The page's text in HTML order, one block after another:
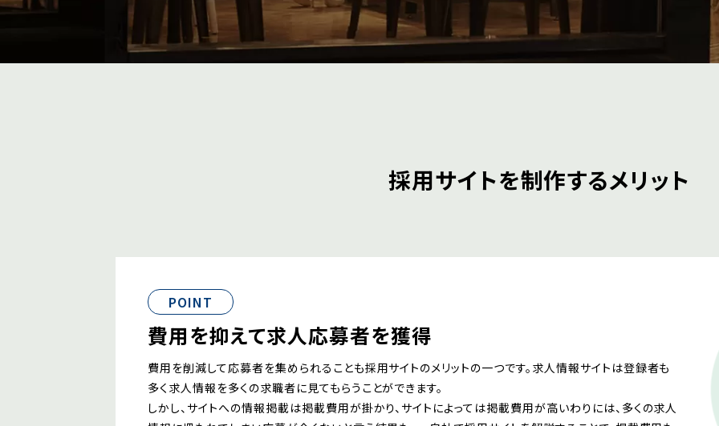
採用サイトを制作するメリット
POINT
費用を抑えて求人応募者を獲得
費用を削減して応募者を集められることも採用サイトのメリットの一つです。求人情報サイトは登録者も
多く求人情報を多くの求職者に見てもらうことができます。
しかし、サイトへの情報掲載は掲載費用が掛かり、サイトによっては掲載費用が高いわりには、多くの求人